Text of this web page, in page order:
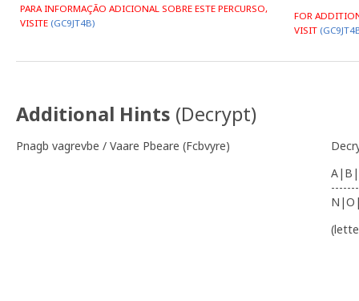
PARA INFORMAÇÃO ADICIONAL SOBRE ESTE PERCURSO,
VISITE (GC9JT4B)
FOR
VISIT
Additional Hints (Decrypt)
Pnagb vagrevbe / Vaare Pbeare (Fcbvyre)